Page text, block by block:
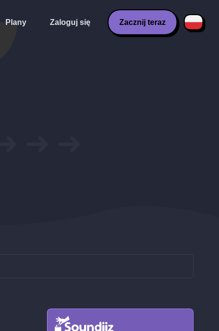
Plany Zaloguj się Zacznij teraz